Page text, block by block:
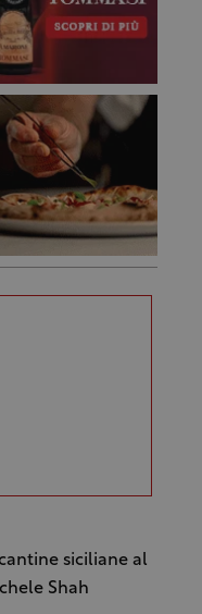
siciliane al
Shah